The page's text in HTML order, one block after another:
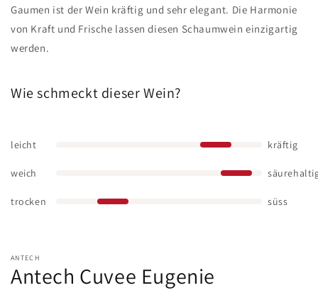
Gaumen ist der Wein kräftig und sehr elegant. Die Harmonie
von Kraft und Frische lassen diesen Schaumwein einzigartig
werden.
Wie schmeckt dieser Wein?
leicht kräftig
weich
trocken süss
ANTECH
Antech Cuvee Eugenie